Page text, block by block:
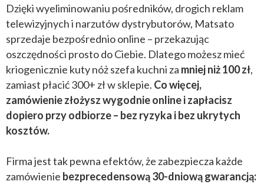
Dzięki wyeliminowaniu pośredników, drogich reklam
telewizyjnych i narzutów dystrybutorów, Matsato
sprzedaje bezpośrednio online – przekazując
oszczędności prosto do Ciebie. Dlatego możesz mieć
kriogenicznie kuty nóż szefa kuchni za mniej niż 100 zł,
zamiast płacić 300+ zł w sklepie. Co więcej,
zamówienie złożysz wygodnie online i zapłacisz
dopiero przy odbiorze – bez ryzyka i bez ukrytych
kosztów.
Firma jest tak pewna efektów, że zabezpiecza każde
zamówienie bezprecedensową 30-dniową gwarancją: